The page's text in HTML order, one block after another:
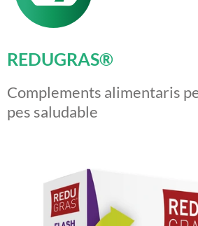
REDUGRAS®
Complements alimentaris
pes saludable